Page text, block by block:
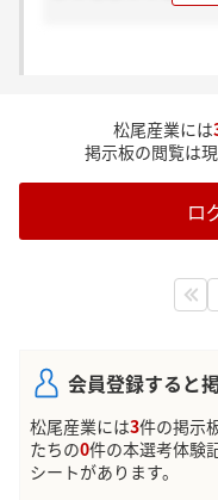
お願いします。
松尾産業には
掲示板の閲覧は
ロ
会員登録すると
松尾産業には3件の掲示
たちの0件の本選考体験記
シートがあります。